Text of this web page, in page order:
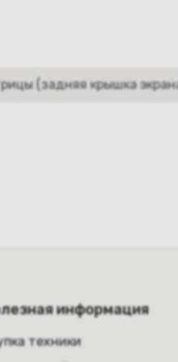
(задняя крышка
информация
техники